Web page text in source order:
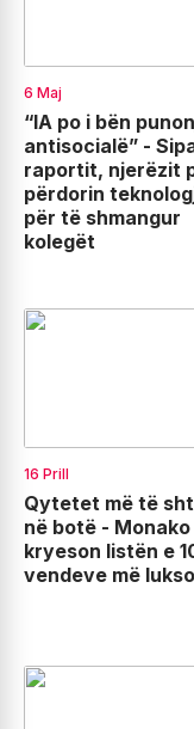
6 Maj
“IA po i bën
antisocialë” -
raportit, njerëzit
përdorin
për të shmangur
kolegët
16 Prill
Qytetet më të
në botë - Monako
kryeson listën e
vendeve më